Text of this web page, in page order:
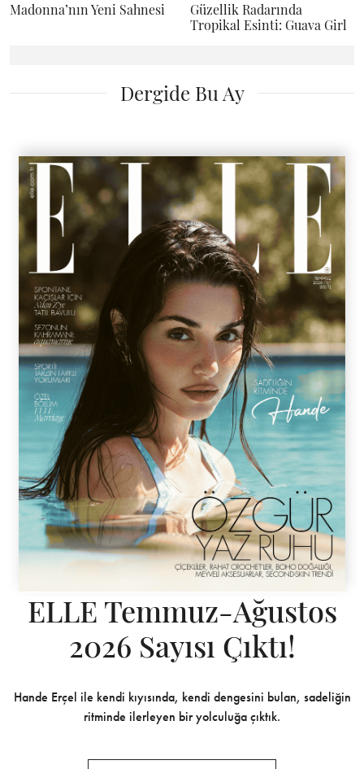
Madonna’nın Yeni Sahnesi
Güzellik Radarında
Tropikal Esinti: Guava Girl
Dergide Bu Ay
ELLE Temmuz-Ağustos
2026 Sayısı Çıktı!
Hande Erçel ile kendi kıyısında, kendi dengesini bulan, sadeliğin
ritminde ilerleyen bir yolculuğa çıktık.